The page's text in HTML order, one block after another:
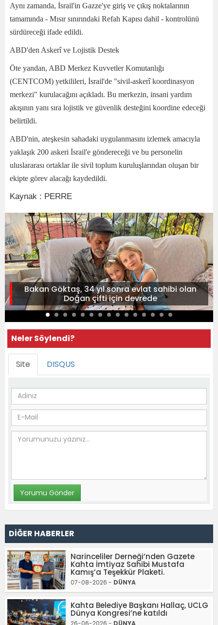
Aynı zamanda, İsrail'in Gazze'ye giriş ve çıkış noktalarının
tamamında - Mısır sınırındaki Refah Kapısı dahil - kontrolünü
sürdüreceği ifade edildi.
ABD'den Askerî ve Lojistik Destek
Öte yandan, ABD Merkez Kuvvetler Komutanlığı
(CENTCOM) yetkilileri, İsrail'de "sivil-askerî koordinasyon
merkezi" kurulacağını açıkladı. Bu merkezin, insani yardım
akışının yanı sıra lojistik ve güvenlik desteğini koordine edeceği
belirtildi.
ABD'nin, ateşkesin sahadaki uygulanmasını izlemek amacıyla
yaklaşık 200 askeri İsrail'e göndereceği ve bu personelin
uluslararası ortaklar ile sivil toplum kuruluşlarından oluşan bir
ekipte görev alacağı kaydedildi.
Kaynak : PERRE
Bakan Göktaş, 34 yıl sonra evlat sahibi olan
Doğan çifti için devrede
Neler Söylendi?
Site DISQUS
DİĞER HABERLER
Narinceliler Derneği’nden Gazete
Kahta İmtiyaz Sahibi Mustafa
Kamış’a Teşekkür Plaketi.
07-08-2026 - DÜNYA
Kahta Belediye Başkanı Hallaç, UCLG
Dünya Kongresi’ne katıldı
26-06-2026 - DÜNYA